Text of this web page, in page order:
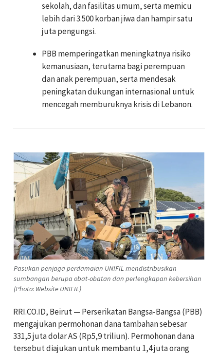
sekolah, dan fasilitas umum, serta memicu
lebih dari 3.500 korban jiwa dan hampir satu
juta pengungsi.
PBB memperingatkan meningkatnya risiko
kemanusiaan, terutama bagi perempuan
dan anak perempuan, serta mendesak
peningkatan dukungan internasional untuk
mencegah memburuknya krisis di Lebanon.
Pasukan penjaga perdamaian UNIFIL mendistribusikan
sumbangan berupa obat-obatan dan perlengkapan kebersihan
(Photo: Website UNIFIL)
RRI.CO.ID, Beirut — Perserikatan Bangsa-Bangsa (PBB)
mengajukan permohonan dana tambahan sebesar
331,5 juta dolar AS (Rp5,9 triliun). Permohonan dana
tersebut diajukan untuk membantu 1,4 juta orang